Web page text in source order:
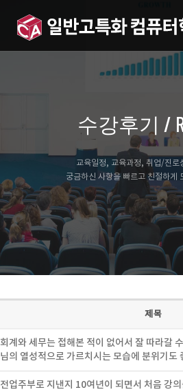
수강후기 /
교육일정, 교육과정, 취업/진로
궁금하신 사항을 빠르고 친절하게
제목
회계와 세무는 접해본 적이 없어서 잘 따라갈
님의 열성적으로 가르치시는 모습에 분위기도
전업주부로 지낸지 10여년이 되면서 처음 강